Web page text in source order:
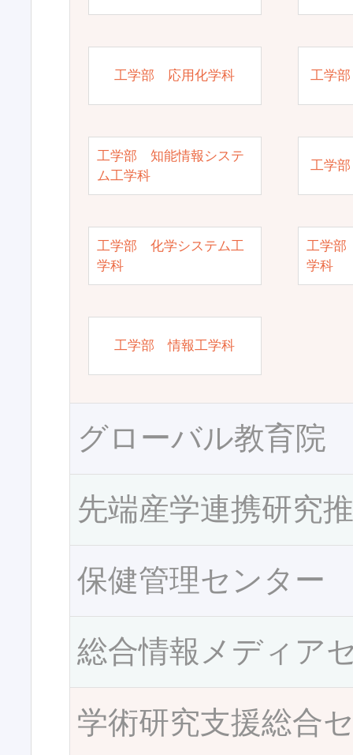
工学部 応用化学科 工学
工学部 知能情報システ
ム工学科
工学
工学部 化学システム工
学科
工学部
学科
工学部 情報工学科
グローバル教育院
先端産学連携研究
保健管理センター
総合情報メディア
学術研究支援総合